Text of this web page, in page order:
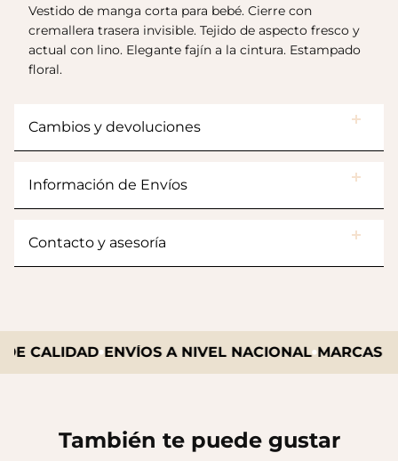
Vestido de manga corta para bebé. Cierre con
cremallera trasera invisible. Tejido de aspecto fresco y
actual con lino. Elegante fajín a la cintura. Estampado
floral.
Cambios y devoluciones
Información de Envíos
Contacto y asesoría
CALIDAD ENVÍOS A NIVEL NACIONAL MARCAS
También te puede gustar
$175.000